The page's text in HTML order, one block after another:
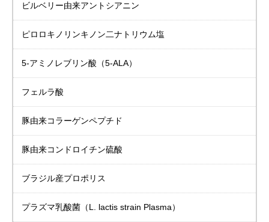
ビルベリー由来アントシアニン
ピロロキノリンキノン二ナトリウム塩
5-アミノレブリン酸 （5-ALA）
フェルラ酸
豚由来コラーゲンペプチド
豚由来コンドロイチン硫酸
ブラジル産プロポリス
プラズマ乳酸菌 （L. lactis strain Plasma）